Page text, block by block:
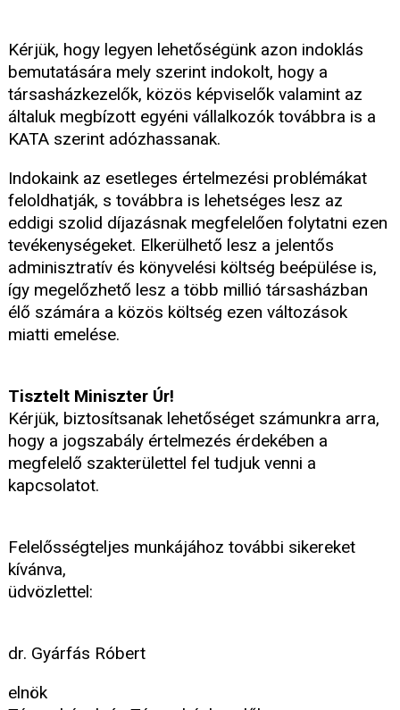
Kérjük, hogy legyen lehetőségünk azon indoklás
bemutatására mely szerint indokolt, hogy a
társasházkezelők, közös képviselők valamint az
általuk megbízott egyéni vállalkozók továbbra is a
KATA szerint adózhassanak.
Indokaink az esetleges értelmezési problémákat
feloldhatják, s továbbra is lehetséges lesz az
eddigi szolid díjazásnak megfelelően folytatni ezen
tevékenységeket. Elkerülhető lesz a jelentős
adminisztratív és könyvelési költség beépülése is,
így megelőzhető lesz a több millió társasházban
élő számára a közös költség ezen változások
miatti emelése.
Tisztelt Miniszter Úr!
Kérjük, biztosítsanak lehetőséget számunkra arra,
hogy a jogszabály értelmezés érdekében a
megfelelő szakterülettel fel tudjuk venni a
kapcsolatot.
Felelősségteljes munkájához további sikereket
kívánva,
üdvözlettel:
dr. Gyárfás Róbert
elnök